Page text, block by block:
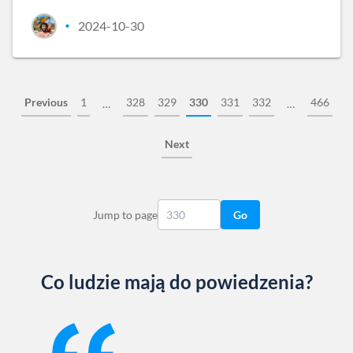
• 2024-10-30
Previous 1 … 328 329 330 331 332 … 466
Next
Jump to page Go
Co ludzie mają do powiedzenia?